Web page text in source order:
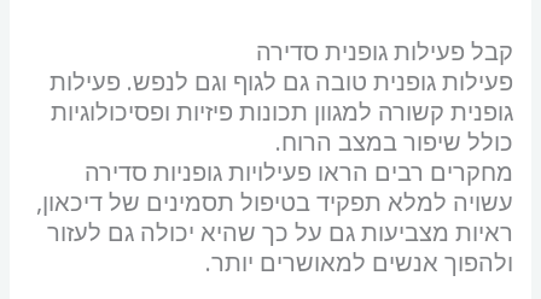
קבל פעילות גופנית סדירה
פעילות גופנית טובה גם לגוף וגם לנפש. פעילות
גופנית קשורה למגוון תכונות פיזיות ופסיכולוגיות
כולל שיפור במצב הרוח.
מחקרים רבים הראו פעילויות גופניות סדירה
עשויה למלא תפקיד בטיפול תסמינים של דיכאון,
ראיות מצביעות גם על כך שהיא יכולה גם לעזור
ולהפוך אנשים למאושרים יותר.